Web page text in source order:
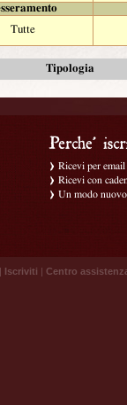
Tutte
Tipologia
Ricevi per
Ricevi con
Un modo
| Iscriviti | Centro